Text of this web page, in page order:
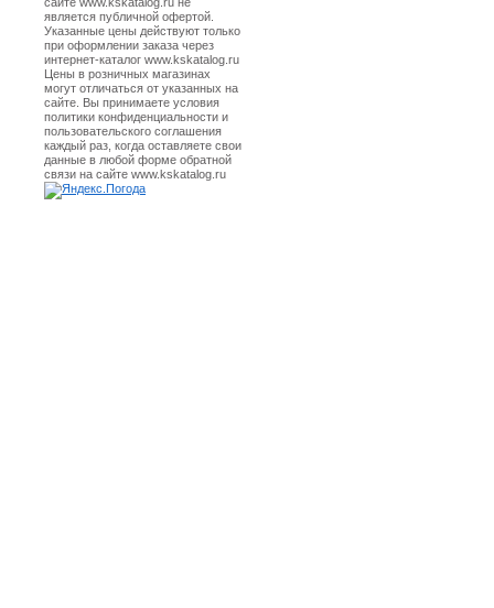
является публичной офертой.
Указанные цены действуют только
при оформлении заказа через
интернет-каталог www.kskatalog.ru
Цены в розничных магазинах
могут отличаться от указанных на
сайте. Вы принимаете условия
политики конфиденциальности и
пользовательского соглашения
каждый раз, когда оставляете свои
данные в любой форме обратной
связи на сайте www.kskatalog.ru